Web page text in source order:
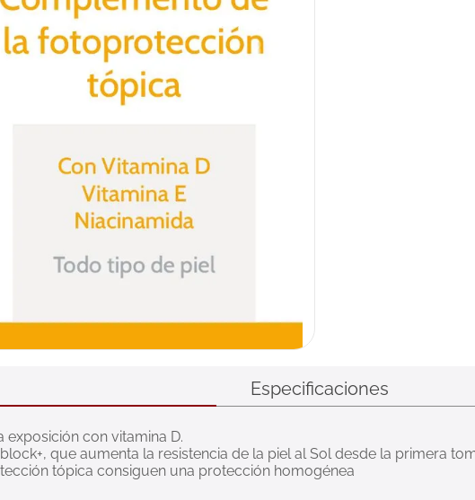
Especificaciones
con vitamina D.
que aumenta la resistencia de la piel al Sol desde la primera
tópica consiguen una protección homogénea
posay